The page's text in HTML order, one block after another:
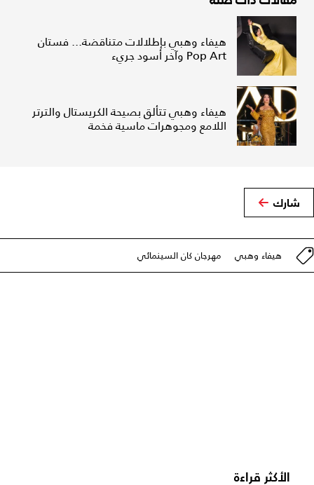
هيفاء وهبي بإطلالات متناقضة... فستان
Pop Art وآخر أسود جريء
هيفاء وهبي تتألق بصيحة الكريستال والترتر
اللامع ومجوهرات ماسية فخمة
شارك
هيفاء وهبي مهرجان كان السينمائي
الأكثر قراءة